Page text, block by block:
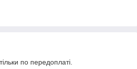
по передоплаті.